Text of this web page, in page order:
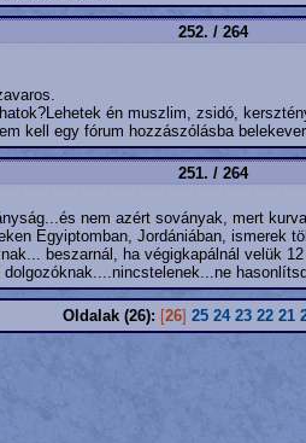
252. / 264
én muszlim, zsidó,
kell egy fórum hozzászólásba
251. / 264
nem azért soványak, mert
Egyiptomban, Jordániában,
beszarnál, ha végigkapálnál velük
Oldalak (26): [26] 25 24 23 22 21